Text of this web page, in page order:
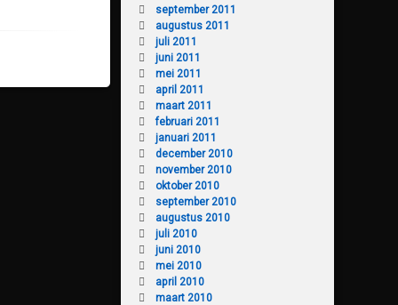
september 2011
augustus 2011
juli 2011
juni 2011
mei 2011
april 2011
maart 2011
februari 2011
januari 2011
december 2010
november 2010
oktober 2010
september 2010
augustus 2010
juli 2010
juni 2010
mei 2010
april 2010
maart 2010